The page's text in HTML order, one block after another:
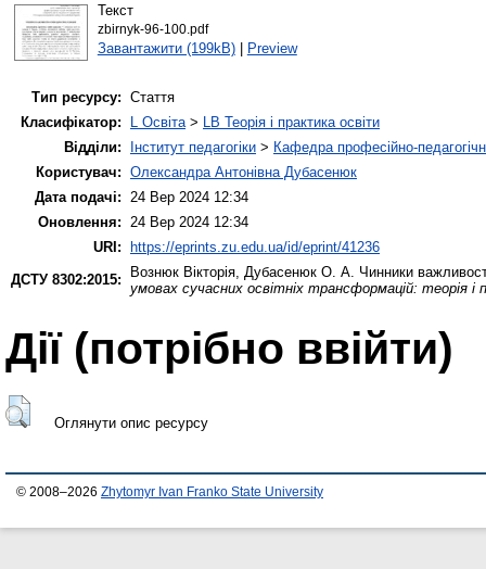
Текст
zbirnyk-96-100.pdf
Завантажити (199kB)| Preview
Тип ресурсу: Стаття
Класифікатор:
L Освіта> LB Теорія і практика освіти
Відділи:
Інститут педагогіки > Кафедра професійно-
Користувач: Олександра Антонівна Дубасенюк
Дата подачі: 24 Вер 2024 12:34
Оновлення: 24 Вер 2024 12:34
URI:
https://eprints.zu.edu.ua/id/eprint/41236
ДСТУ 8302:2015:
Вознюк Вікторія, Дубасенюк О. А. Чинники
умовах сучасних освітніх трансформацій: теорія і
Дії ​​(потрібно ввійти)
Оглянути опис ресурсу
© 2008–2026 Zhytomyr Ivan Franko State University